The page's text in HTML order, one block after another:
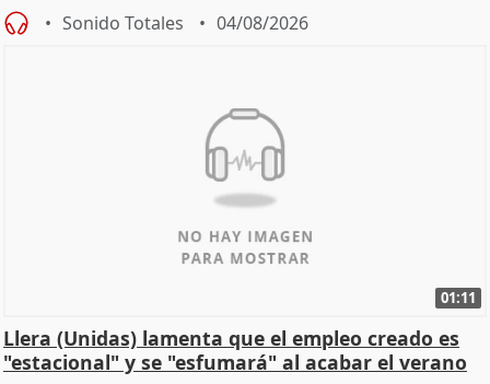
Sonido Totales 04/08/2026
01:11
Llera (Unidas) lamenta que el empleo creado es
"estacional" y se "esfumará" al acabar el verano